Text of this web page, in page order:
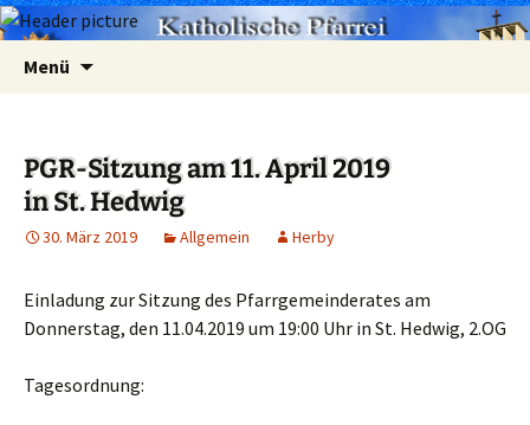
Menü
PGR-Sitzung am 11. April 2019
in St. Hedwig
30. März 2019 Allgemein Herby
Einladung zur Sitzung des Pfarrgemeinderates am
Donnerstag, den 11.04.2019 um 19:00 Uhr in St. Hedwig, 2.OG
Tagesordnung: